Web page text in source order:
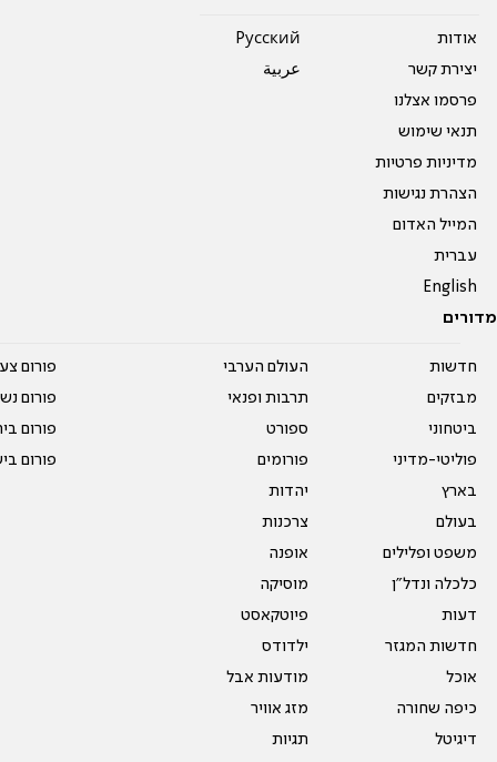
אודות
יצירת קשר
פרסמו אצלנו
תנאי שימוש
מדיניות פרטיות
הצהרת נגישות
המייל האדום
עברית
English
Pусский
عربية
מדורים
חדשות
מבזקים
ביטחוני
פוליטי-מדיני
בארץ
בעולם
משפט ופלילים
כלכלה ונדל"ן
דעות
חדשות המגזר
אוכל
כיפה שחורה
דיגיטל
העולם הערבי
תרבות ופנאי
ספורט
פורומים
יהדות
צרכנות
אופנה
מוסיקה
פיוטקאסט
ילדודס
מודעות אבל
מזג אוויר
תגיות
פורום
פורום
פורום
פורום